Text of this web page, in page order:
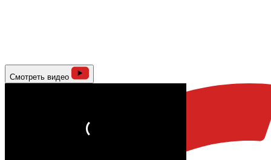
Смотреть видео